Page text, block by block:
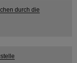
durch die